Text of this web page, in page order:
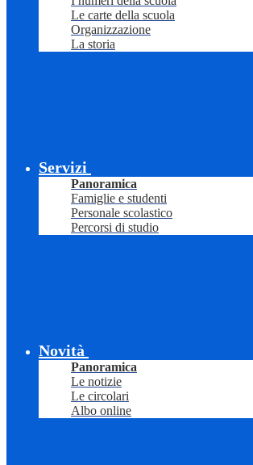
Le carte della scuola
Organizzazione
La storia
Servizi
Panoramica
Famiglie e studenti
Personale scolastico
Percorsi di studio
Novità
Panoramica
Le notizie
Le circolari
Albo online